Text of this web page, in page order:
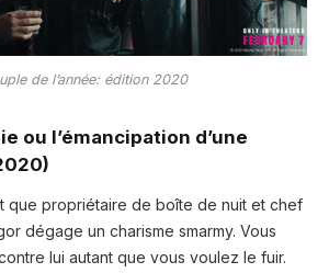
de l’année: édition 2020
ou l’émancipation d’une
que propriétaire de boîte de nuit et chef
dégage un charisme smarmy. Vous
lui autant que vous voulez le fuir.